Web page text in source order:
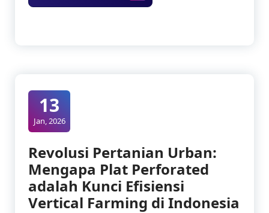
13
Jan, 2026
Revolusi Pertanian Urban:
Mengapa Plat Perforated
adalah Kunci Efisiensi
Vertical Farming di Indonesia